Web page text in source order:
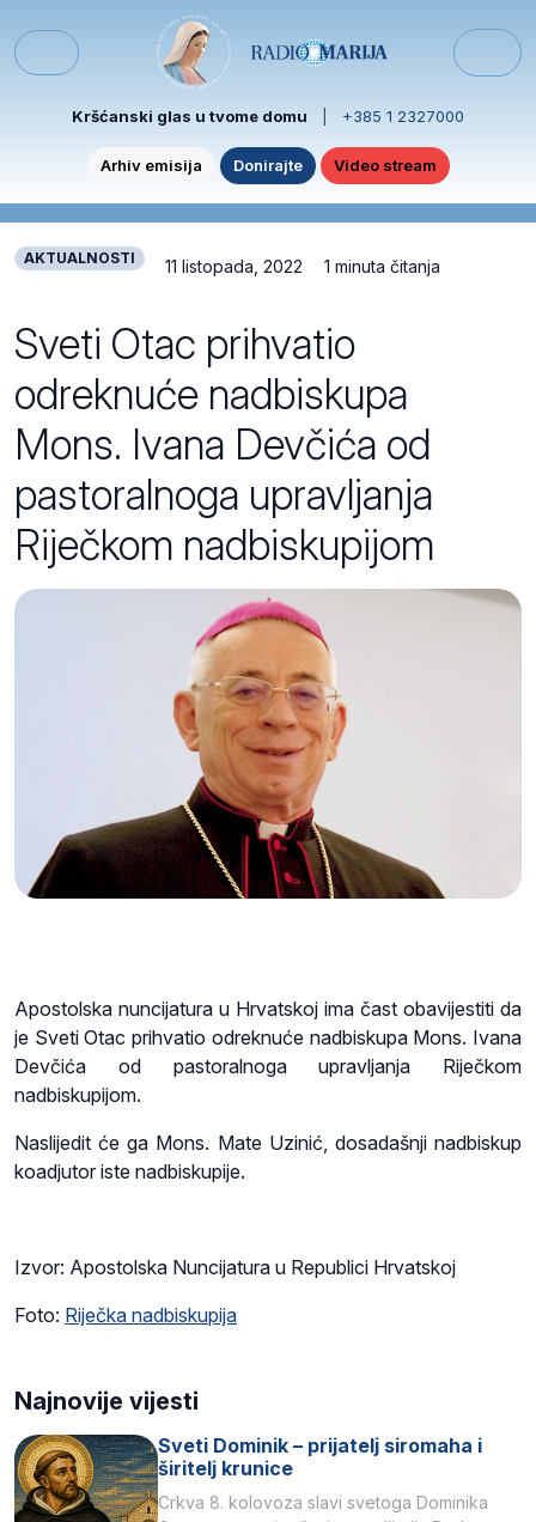
Menu
Kršćanski glas u tvome domu +385 1 2327000
Arhiv emisija Donirajte Video stream
AKTUALNOSTI 11 listopada, 2022 1 minuta čitanja
Sveti Otac prihvatio
odreknuće nadbiskupa
Mons. Ivana Devčića od
pastoralnoga upravljanja
Riječkom nadbiskupijom
Apostolska nuncijatura u Hrvatskoj ima čast obavijestiti da
je Sveti Otac prihvatio odreknuće nadbiskupa Mons. Ivana
Devčića od pastoralnoga upravljanja Riječkom
nadbiskupijom.
Naslijedit će ga Mons. Mate Uzinić, dosadašnji nadbiskup
koadjutor iste nadbiskupije.
Izvor: Apostolska Nuncijatura u Republici Hrvatskoj
Foto: Riječka nadbiskupija
Najnovije vijesti
Sveti Dominik – prijatelj siromaha i
širitelj krunice
Crkva 8. kolovoza slavi svetoga Dominika